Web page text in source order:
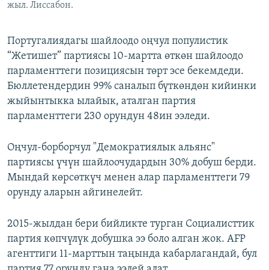
жыл. Лиссабон.
Португалиядагы шайлоодо оңчул популистик
“Жетишет” партиясы 10-мартта өткөн шайлоодо
парламенттеги позициясын төрт эсе бекемдеди.
Бюллетендердин 99% саналып бүткөндөн кийинки
жыйынтыкка ылайык, аталган партия
парламенттеги 230 орундун 48ин ээледи.
Оңчул-борборчул "Демократиялык альянс"
партиясы үчүн шайлоочудардын 30% добуш берди.
Мындай көрсөткүч менен алар парламенттеги 79
орунду аларын айгинелейт.
2015-жылдан бери бийликте турган Социалисттик
партия көпчүлүк добушка ээ боло алган жок. AFP
агенттиги 11-марттын таңында кабарлагандай, бул